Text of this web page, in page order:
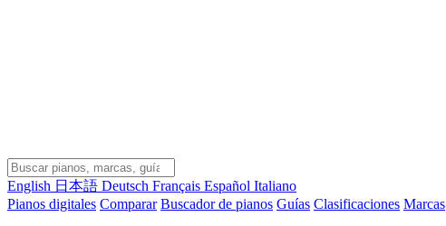
English 日本語 Deutsch Français Español Italiano
Pianos digitales Comparar Buscador de pianos Guías Clasificaciones Marcas